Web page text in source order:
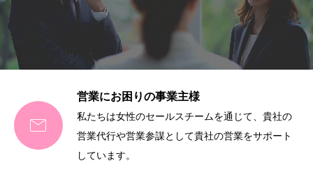

営業にお困りの事業主様
私たちは女性のセールスチームを通じて、貴社の
営業代行や営業参謀として貴社の営業をサポート
しています。